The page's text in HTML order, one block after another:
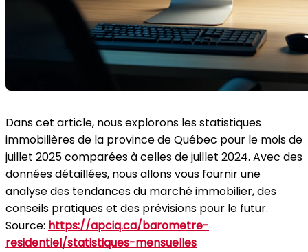
Dans cet article, nous explorons les statistiques
immobilières de la province de Québec pour le mois de
juillet 2025 comparées à celles de juillet 2024. Avec des
données détaillées, nous allons vous fournir une
analyse des tendances du marché immobilier, des
conseils pratiques et des prévisions pour le futur.
Source: https://apciq.ca/barometre-
residentiel/statistiques-mensuelles